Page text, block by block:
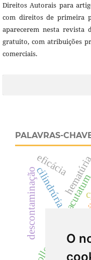
O
Direitos Autorais para
com direitos de primeira
aparecerem nesta revista
gratuito, com atribuições
comerciais.
PALAVRAS-
colletotrichum
cilindrúria.hematúria
descontaminação
eficácia